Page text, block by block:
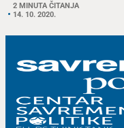
2 MINUTA ČITANJA
14. 10. 2020.